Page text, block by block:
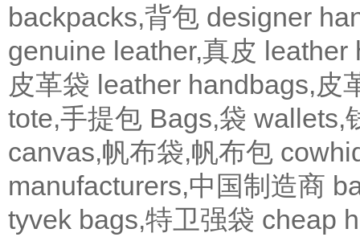
backpacks,背包 designer
genuine leather,真皮 leather
皮革袋 leather handbags,皮
tote,手提包 Bags,袋 wallets,
canvas,帆布袋,帆布包
manufacturers,中国制造商
tyvek bags,特卫强袋 cheap